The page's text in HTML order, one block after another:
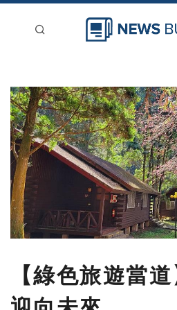
新聞稿分類
登入
刊登
【綠色旅遊當